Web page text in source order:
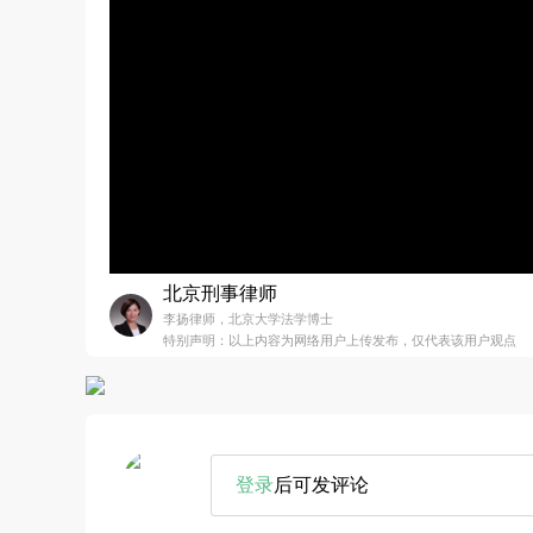
北京刑事律师
李扬律师，北京大学法学博士
特别声明：以上内容为网络用户上传发布，仅代表该用户观点
登录后可发评论